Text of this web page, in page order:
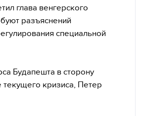
глава венгерского
разъяснений
специальной
Будапешта в сторону
кризиса, Петер